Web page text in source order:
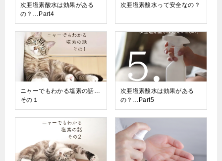
次亜塩素酸水は効果がある
の？…Part4
次亜塩素酸水って安全なの？
ニャーでもわかる塩素の話…
その１
次亜塩素酸水は効果がある
の？…Part5